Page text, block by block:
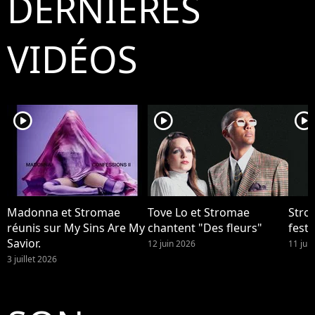
VIDÉOS
player2
Madonna et Stromae
réunis sur My Sins Are My
Savior.
3 juillet 2026
player2
Tove Lo et Stromae
chantent "Des fleurs"
12 juin 2026
player2
11